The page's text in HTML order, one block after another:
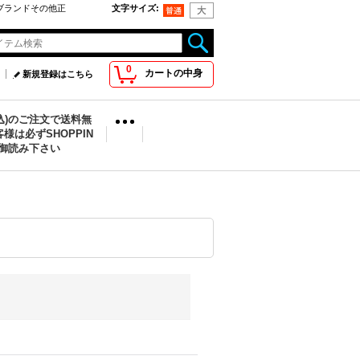
ランドその他正 文字サイズ:
0 カートの中身
新規登録はこちら
)のご注文で送料無
は必ずSHOPPIN
読み下さい